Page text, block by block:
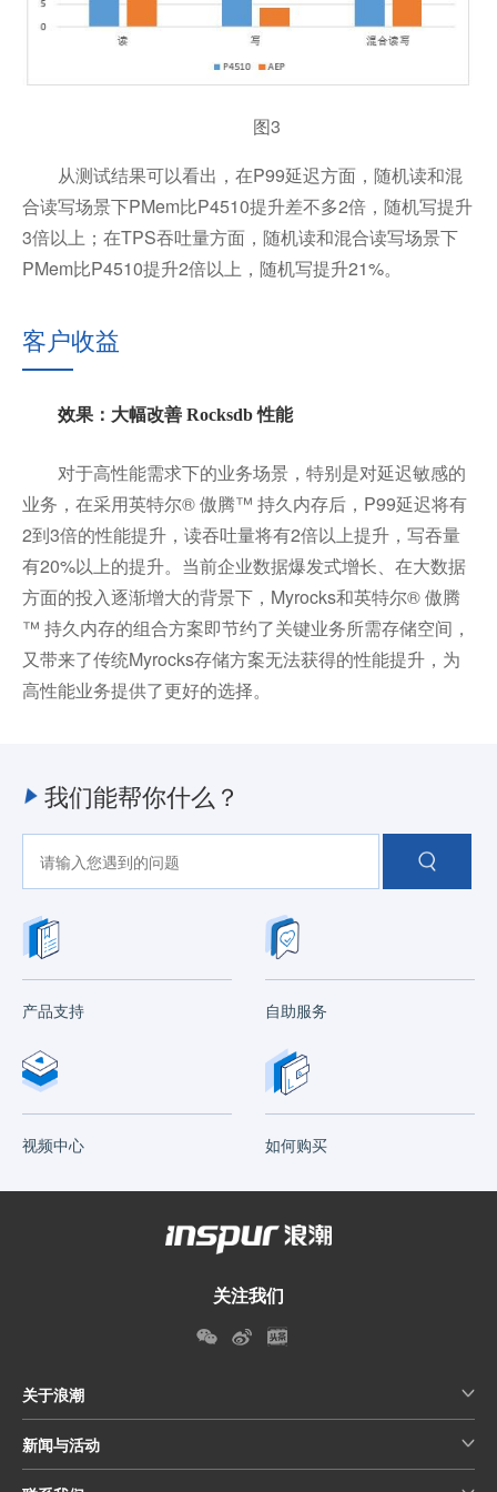
图3
从测试结果可以看出，在P99延迟方面，随机读和混
合读写场景下PMem比P4510提升差不多2倍，随机写提升
3倍以上；在TPS吞吐量方面，随机读和混合读写场景下
PMem比P4510提升2倍以上，随机写提升21%。
客户收益
效果：大幅改善 Rocksdb 性能
对于高性能需求下的业务场景，特别是对延迟敏感的
业务，在采用英特尔® 傲腾™ 持久内存后，P99延迟将有
2到3倍的性能提升，读吞吐量将有2倍以上提升，写吞量
有20%以上的提升。当前企业数据爆发式增长、在大数据
方面的投入逐渐增大的背景下，Myrocks和英特尔® 傲腾
™ 持久内存的组合方案即节约了关键业务所需存储空间，
又带来了传统Myrocks存储方案无法获得的性能提升，为
高性能业务提供了更好的选择。
我们能帮你什么？
产品支持 自助服务
视频中心 如何购买
关注我们
关于浪潮
新闻与活动